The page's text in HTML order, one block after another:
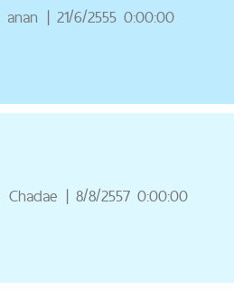
anan | 21/6/2555 0:00:00
Chadae | 8/8/2557 0:00:00